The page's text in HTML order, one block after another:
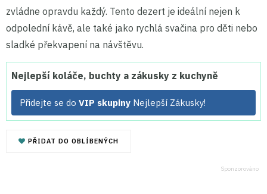
zvládne opravdu každý. Tento dezert je ideální nejen k
odpolední kávě, ale také jako rychlá svačina pro děti nebo
sladké překvapení na návštěvu.
Nejlepší koláče, buchty a zákusky z kuchyně
Přidejte se do VIP skupiny Nejlepší Zákusky!
PŘIDAT DO OBLÍBENÝCH